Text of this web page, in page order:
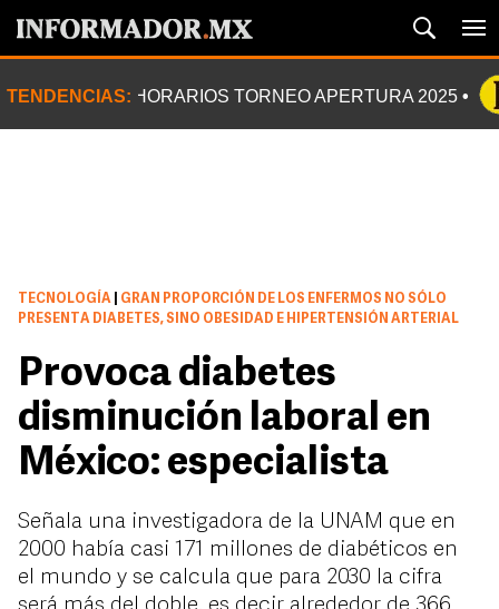
TENDENCIAS: HORARIOS TORNEO APERTURA 2025
TECNOLOGÍA
GRAN PROPORCIÓN DE LOS ENFERMOS NO SÓLO
PRESENTA DIABETES, SINO OBESIDAD E HIPERTENSIÓN ARTERIAL
Provoca diabetes
disminución laboral en
México: especialista
Señala una investigadora de la UNAM que en
2000 había casi 171 millones de diabéticos en
el mundo y se calcula que para 2030 la cifra